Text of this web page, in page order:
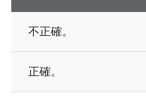
不正確。
正確。